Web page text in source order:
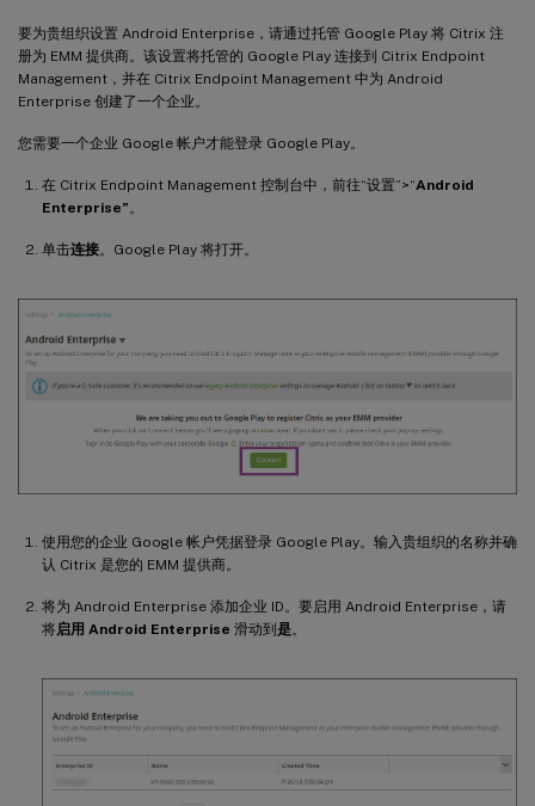
要为贵组织设置 Android Enterprise，请通过托管 Google Play 将 Citrix 注
册为 EMM 提供商。该设置将托管的 Google Play 连接到 Citrix Endpoint
Management，并在 Citrix Endpoint Management 中为 Android
Enterprise 创建了一个企业。
您需要一个企业 Google 帐户才能登录 Google Play。
在 Citrix Endpoint Management 控制台中，前往“设置”>“Android
Enterprise”。
单击连接。Google Play 将打开。
使用您的企业 Google 帐户凭据登录 Google Play。输入贵组织的名称并确
认 Citrix 是您的 EMM 提供商。
将为 Android Enterprise 添加企业 ID。要启用 Android Enterprise，请
将 启用 Android Enterprise 滑动到是。